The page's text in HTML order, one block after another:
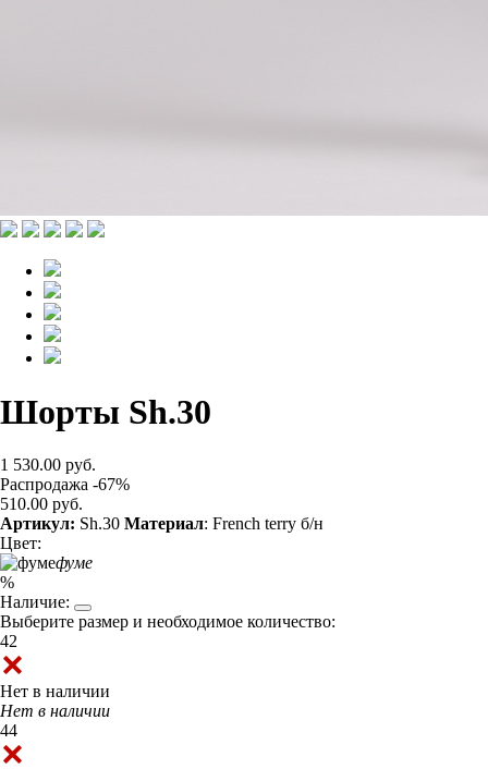
Шорты Sh.30
1 530.00 руб.
Распродажа -67%
510.00 руб.
Артикул: Sh.30 Материал: French terry б/н
Цвет:
фуме
%
Наличие:
Выберите размер и необходимое количество:
42
Нет в наличии
Нет в наличии
44